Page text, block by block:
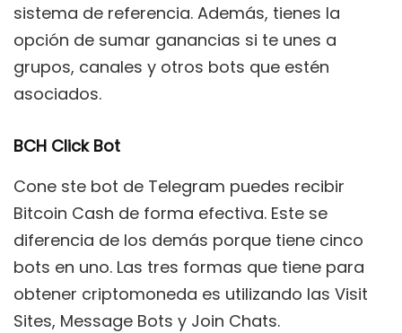
sistema de referencia. Además, tienes la
opción de sumar ganancias si te unes a
grupos, canales y otros bots que estén
asociados.
BCH Click Bot
Cone ste bot de Telegram puedes recibir
Bitcoin Cash de forma efectiva. Este se
diferencia de los demás porque tiene cinco
bots en uno. Las tres formas que tiene para
obtener criptomoneda es utilizando las Visit
Sites, Message Bots y Join Chats.